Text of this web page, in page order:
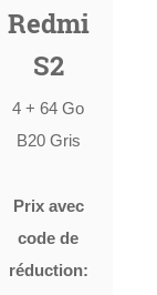
Redmi
S2
4 + 64 Go
B20 Gris
Prix avec
code de
réduction: